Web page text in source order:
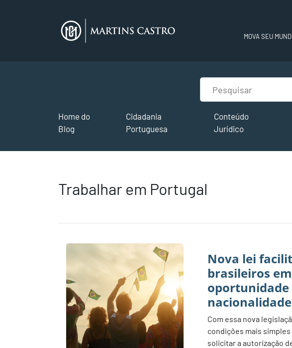
MOVA SEU
Home do
Blog
Cidadania
Portuguesa
Conteúdo
Jurídico
Trabalhar em Portugal
Nova lei
brasileiros
oportunidade
nacionalidade
Com essa nova
condições mais
solicitar a autorização